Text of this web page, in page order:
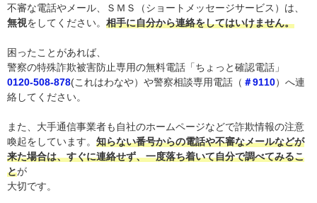
不審な電話やメール、ＳＭＳ（ショートメッセージサービス）は、
無視をしてください。 相手に自分から連絡をしてはいけません。
困ったことがあれば、
警察の特殊詐欺被害防止専用の無料電話「ちょっと確認電話」
0120-508-878(これはわなや）や警察相談専用電話（ ＃9110）へ連
絡してください。
また、大手通信事業者も自社のホームページなどで詐欺情報の注意
喚起をしています。 知らない番号からの電話や不審なメールなどが
来た場合は、すぐに連絡せず、一度落ち着いて自分で調べてみるこ
とが
大切です。